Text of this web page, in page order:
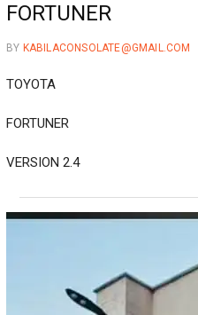
FORTUNER
BY KABILACONSOLATE@GMAIL.COM
TOYOTA
FORTUNER
VERSION 2.4